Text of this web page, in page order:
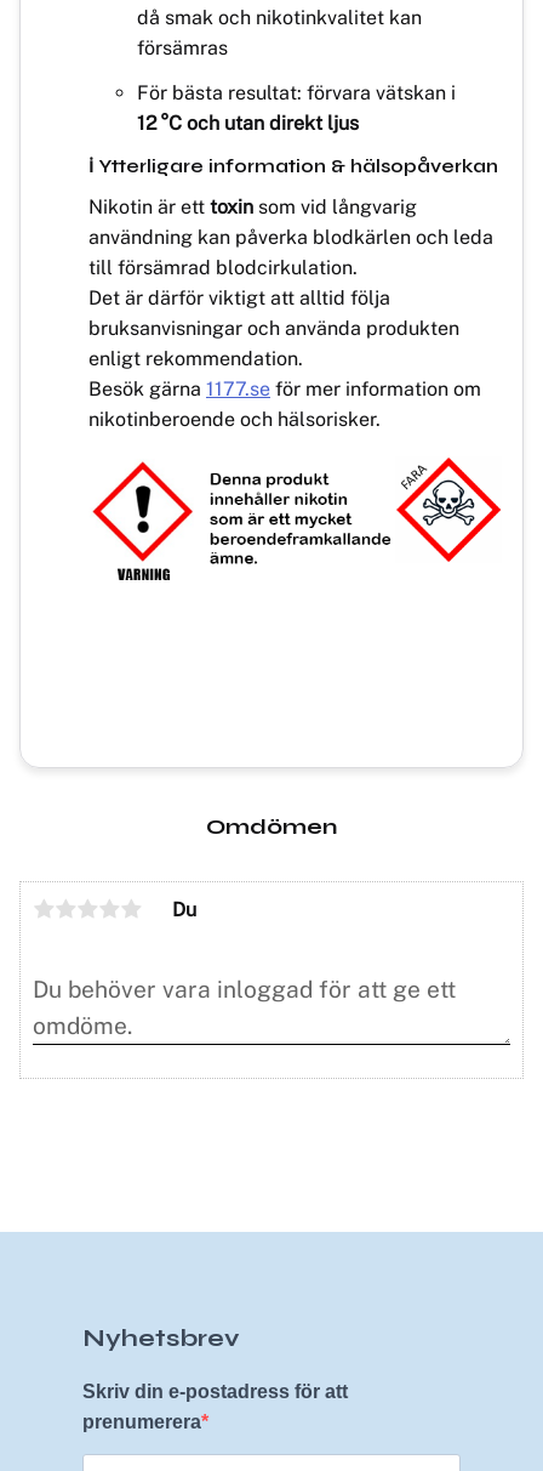
då smak och nikotinkvalitet kan
försämras
För bästa resultat: förvara vätskan i
12 °C och utan direkt ljus
ℹ️ Ytterligare information & hälsopåverkan
Nikotin är ett toxin som vid långvarig
användning kan påverka blodkärlen och leda
till försämrad blodcirkulation.
Det är därför viktigt att alltid följa
bruksanvisningar och använda produkten
enligt rekommendation.
Besök gärna 1177.se för mer information om
nikotinberoende och hälsorisker.
Omdömen
Du
Nyhetsbrev
Skriv din e-postadress för att
prenumerera